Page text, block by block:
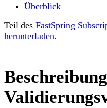
Überblick
Teil des FastSpring
herunterladen.